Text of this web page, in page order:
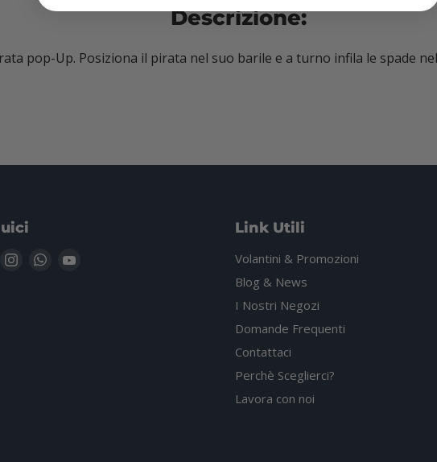
Descrizione:
pop-Up. Posiziona il pirata nel suo barile e a turno infila le spade
Trovaci Trovaci Trovaci
Link Utili
Volantini & Promozioni
Blog & News
I Nostri Negozi
Domande Frequenti
Contattaci
Perchè Sceglierci?
Lavora con noi